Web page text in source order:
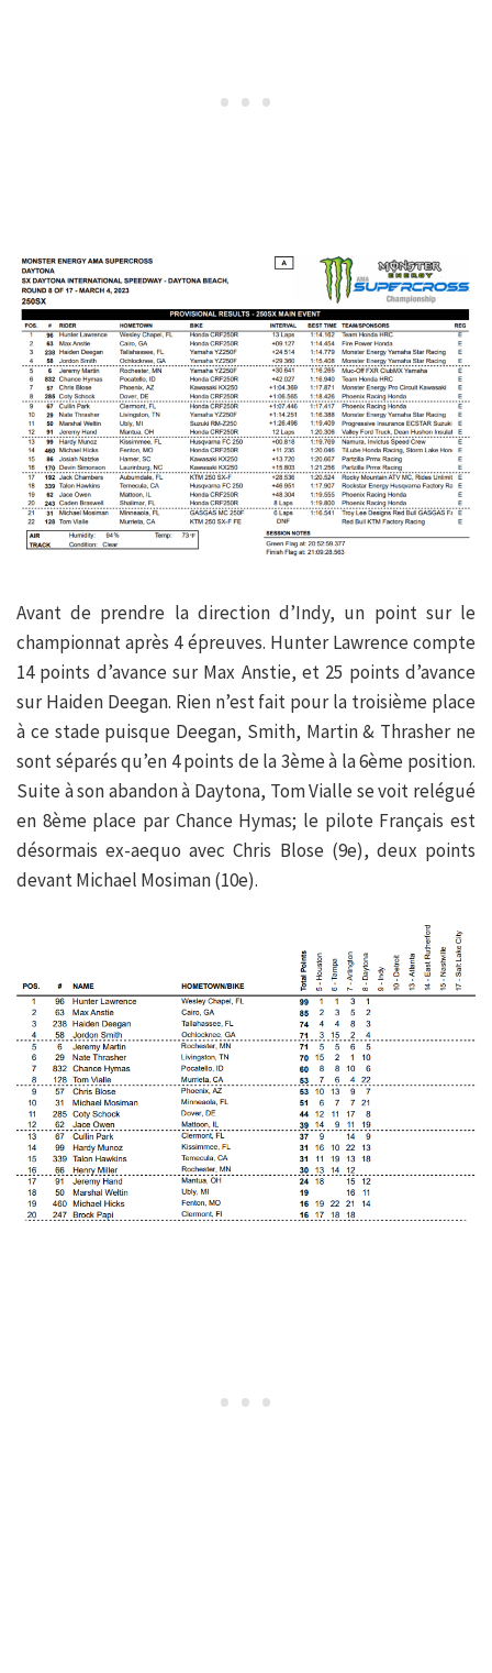
Avant de prendre la direction d’Indy, un point sur le
championnat après 4 épreuves. Hunter Lawrence compte
14 points d’avance sur Max Anstie, et 25 points d’avance
sur Haiden Deegan. Rien n’est fait pour la troisième place
à ce stade puisque Deegan, Smith, Martin & Thrasher ne
sont séparés qu’en 4 points de la 3ème à la 6ème position.
Suite à son abandon à Daytona, Tom Vialle se voit relégué
en 8ème place par Chance Hymas; le pilote Français est
désormais ex-aequo avec Chris Blose (9e), deux points
devant Michael Mosiman (10e).